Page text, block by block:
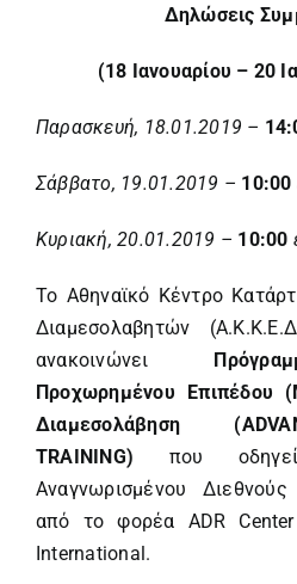
Δηλώσεις
(18 Ιανουαρίου – 20
Παρασκευή, 18.01.2019 –
Σάββατο, 19.01.2019 – 10:00
Κυριακή, 20.01.2019 – 10:00
To Αθηναϊκό Κέντρο
Διαμεσολαβητών
ανακοινώνει
Προχωρημένου Επιπέδου
Διαμεσολάβηση
TRAINING) που
Αναγνωρισμένου
από το φορέα ADR
International.